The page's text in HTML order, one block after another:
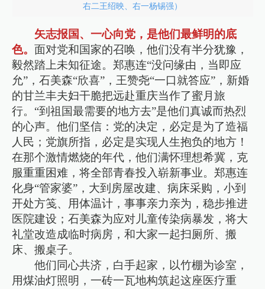
右二王绍映、右一杨锡强）
矢志报国、一心向党，是他们最鲜明的底
色。面对党和国家的召唤，他们没有半分犹豫，
毅然踏上未知征途。郑惠连“没问缘由，当即应
允”，石美森“欣喜”，王赞尧“一口就答应”，新婚
的甘兰丰夫妇干脆把远赴重庆当作了蜜月旅
行。“到祖国最需要的地方去”是他们真诚而热烈
的心声。他们坚信：党的决定，必定是为了造福
人民；党旗所指，必定是实现人生抱负的地方！
在那个激情燃烧的年代，他们满怀理想希冀，克
服重重困难，将全部青春投入崭新事业。郑惠连
化身“管家婆”，大到房屋改建、病床采购，小到
开处方笺、用体温计，事事亲力亲为，稳步推进
医院建设；石美森为应对儿童传染病暴发，将大
礼堂改造成临时病房，和大家一起扫厕所、搬
床、搬桌子。
他们同心共济，白手起家，以竹棚为诊室，
用煤油灯照明，一砖一瓦地构筑起这座医疗重